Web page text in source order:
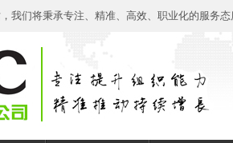
我们将秉承专注、精准、高效、职业化的服务态